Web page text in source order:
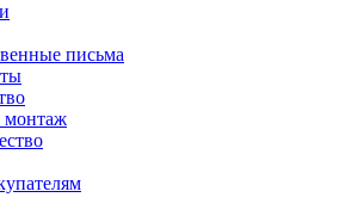
письма
монтаж